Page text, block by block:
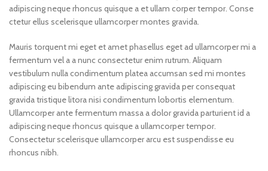
adipiscing neque rhoncus quisque a et ullam corper tempor. Conse
ctetur ellus scelerisque ullamcorper montes gravida.
Mauris torquent mi eget et amet phasellus eget ad ullamcorper mi a
fermentum vel a a nunc consectetur enim rutrum. Aliquam
vestibulum nulla condimentum platea accumsan sed mi montes
adipiscing eu bibendum ante adipiscing gravida per consequat
gravida tristique litora nisi condimentum lobortis elementum.
Ullamcorper ante fermentum massa a dolor gravida parturient id a
adipiscing neque rhoncus quisque a ullamcorper tempor.
Consectetur scelerisque ullamcorper arcu est suspendisse eu
rhoncus nibh.